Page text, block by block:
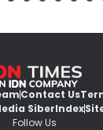
Contact Us
SiberIndex
Follow Us